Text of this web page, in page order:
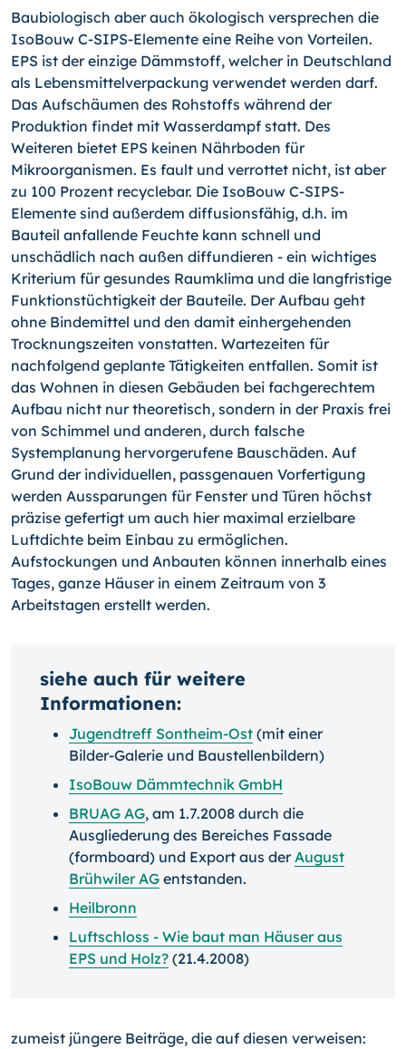
Baubiologisch aber auch ökologisch versprechen die
IsoBouw C-SIPS-Elemente eine Reihe von Vorteilen.
EPS ist der einzige Dämmstoff, welcher in Deutschland
als Lebensmittelverpackung verwendet werden darf.
Das Aufschäumen des Rohstoffs während der
Produktion findet mit Wasserdampf statt. Des
Weiteren bietet EPS keinen Nährboden für
Mikroorganismen. Es fault und verrottet nicht, ist aber
zu 100 Prozent recyclebar. Die IsoBouw C-SIPS-
Elemente sind außerdem diffusionsfähig, d.h. im
Bauteil anfallende Feuchte kann schnell und
unschädlich nach außen diffundieren - ein wichtiges
Kriterium für gesundes Raumklima und die langfristige
Funktionstüchtigkeit der Bauteile. Der Aufbau geht
ohne Bindemittel und den damit einhergehenden
Trocknungszeiten vonstatten. Wartezeiten für
nachfolgend geplante Tätigkeiten entfallen. Somit ist
das Wohnen in diesen Gebäuden bei fachgerechtem
Aufbau nicht nur theoretisch, sondern in der Praxis frei
von Schimmel und anderen, durch falsche
Systemplanung hervorgerufene Bauschäden. Auf
Grund der individuellen, passgenauen Vorfertigung
werden Aussparungen für Fenster und Türen höchst
präzise gefertigt um auch hier maximal erzielbare
Luftdichte beim Einbau zu ermöglichen.
Aufstockungen und Anbauten können innerhalb eines
Tages, ganze Häuser in einem Zeitraum von 3
Arbeitstagen erstellt werden.
siehe auch für weitere
Informationen:
Jugendtreff Sontheim-Ost (mit einer
Bilder-Galerie und Baustellenbildern)
IsoBouw Dämmtechnik GmbH
BRUAG AG, am 1.7.2008 durch die
Ausgliederung des Bereiches Fassade
(formboard) und Export aus der August
Brühwiler AG entstanden.
Heilbronn
Luftschloss - Wie baut man Häuser aus
EPS und Holz? (21.4.2008)
zumeist jüngere Beiträge, die auf diesen verweisen: